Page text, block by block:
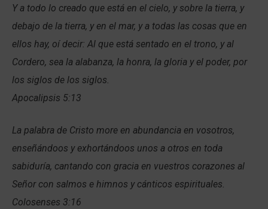
Y a todo lo creado que está en el cielo, y sobre la tierra, y
debajo de la tierra, y en el mar, y a todas las cosas que en
ellos hay, oí decir: Al que está sentado en el trono, y al
Cordero, sea la alabanza, la honra, la gloria y el poder, por
los siglos de los siglos.
Apocalipsis 5:13
La palabra de Cristo more en abundancia en vosotros,
enseñándoos y exhortándoos unos a otros en toda
sabiduría, cantando con gracia en vuestros corazones al
Señor con salmos e himnos y cánticos espirituales.
Colosenses 3:16